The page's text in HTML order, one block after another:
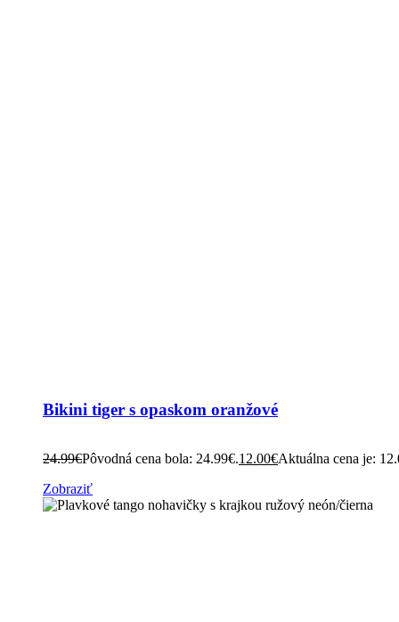
Bikini tiger s opaskom oranžové
24.99€Pôvodná cena bola: 24.99€.12.00€Aktuálna cena je:
Zobraziť